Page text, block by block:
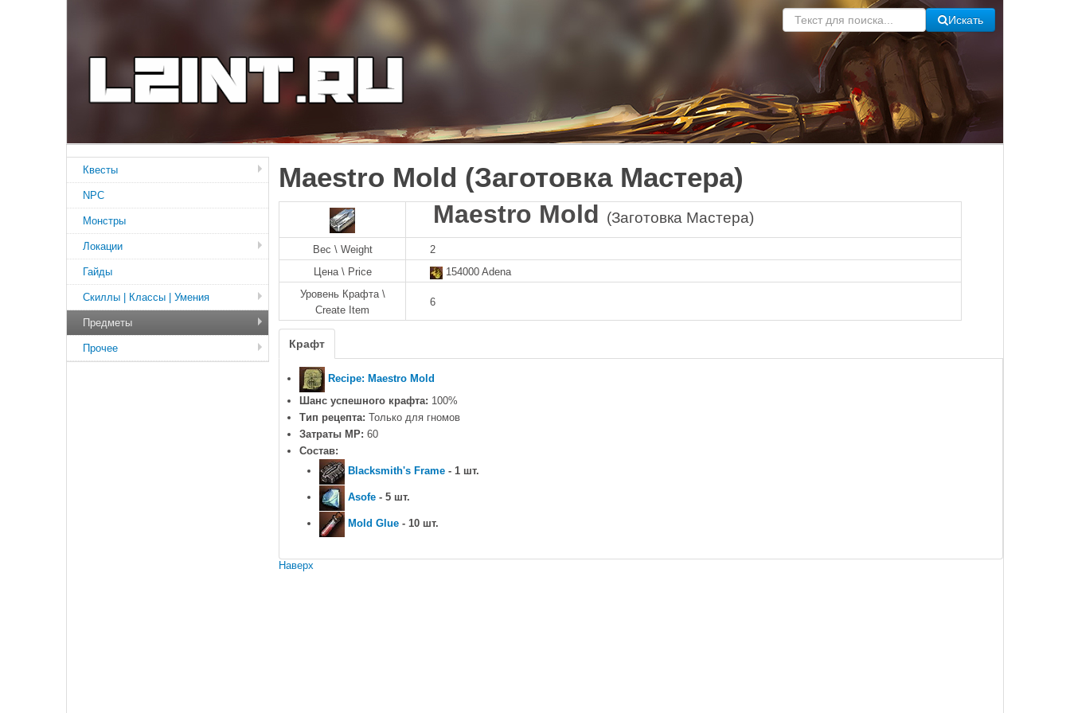
Искать
Maestro Mold (Заготовка Мастера)
Maestro Mold (Заготовка Мастера)
Вес \ Weight
2
Цена \ Price
154000 Adena
Уровень Крафта \
Create Item
6
Крафт
Recipe: Maestro Mold
Шанс успешного крафта: 100%
Тип рецепта: Только для гномов
Затраты MP: 60
Состав:
Blacksmith's Frame - 1 шт.
Asofe - 5 шт.
Mold Glue - 10 шт.
Наверх
Квесты
NPC
Монстры
Локации
Гайды
Скиллы | Классы | Умения
Предметы
Прочее